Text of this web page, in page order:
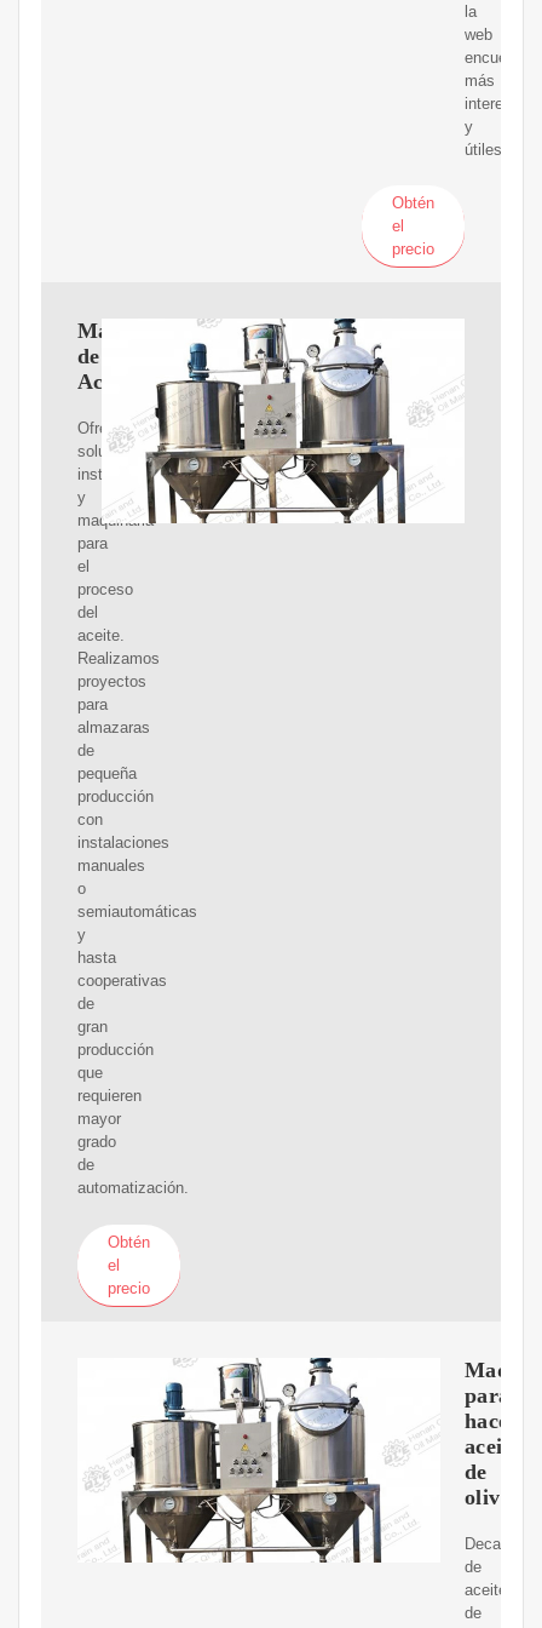
la
web
encuentras
más
y
útiles.
Obtén
el
precio
Maquinaria
de
Aceite
Ofrecemos
soluciones,
instalaciones
y
maquinaria
para
el
proceso
del
aceite.
Realizamos
proyectos
para
almazaras
de
pequeña
producción
con
instalaciones
manuales
o
semiautomáticas
y
hasta
cooperativas
de
gran
producción
que
requieren
mayor
grado
de
automatización.
Obtén
el
precio
para
hacer
aceite
de
oliva
Decanter
de
aceite
de